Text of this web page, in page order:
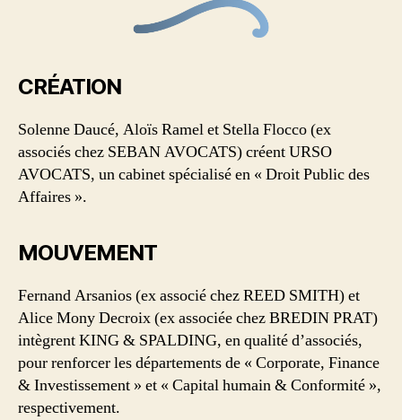
CRÉATION
Solenne Daucé, Aloïs Ramel et Stella Flocco (ex
associés chez SEBAN AVOCATS) créent URSO
AVOCATS, un cabinet spécialisé en « Droit Public des
Affaires ».
MOUVEMENT
Fernand Arsanios (ex associé chez REED SMITH) et
Alice Mony Decroix (ex associée chez BREDIN PRAT)
intègrent KING & SPALDING, en qualité d’associés,
pour renforcer les départements de « Corporate, Finance
& Investissement » et « Capital humain & Conformité »,
respectivement.